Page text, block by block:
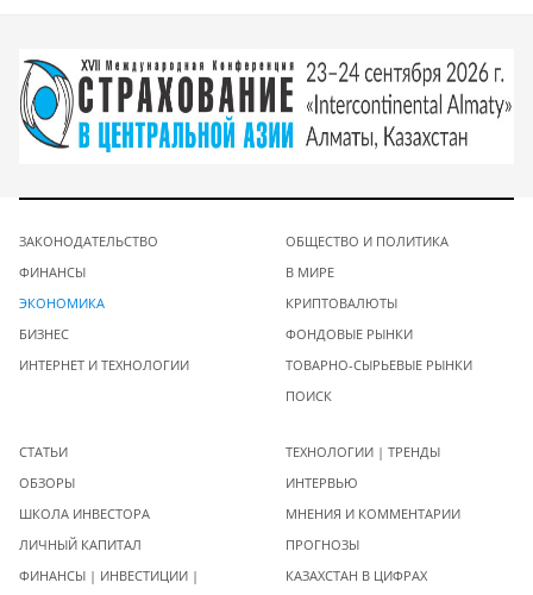
ЗАКОНОДАТЕЛЬСТВО
ФИНАНСЫ
ЭКОНОМИКА
БИЗНЕС
ИНТЕРНЕТ И ТЕХНОЛОГИИ
ОБЩЕСТВО И ПОЛИТИКА
В МИРЕ
КРИПТОВАЛЮТЫ
ФОНДОВЫЕ РЫНКИ
ТОВАРНО-СЫРЬЕВЫЕ РЫНКИ
ПОИСК
СТАТЬИ
ОБЗОРЫ
ШКОЛА ИНВЕСТОРА
ЛИЧНЫЙ КАПИТАЛ
ФИНАНСЫ | ИНВЕСТИЦИИ |
ТЕХНОЛОГИИ | ТРЕНДЫ
ИНТЕРВЬЮ
МНЕНИЯ И КОММЕНТАРИИ
ПРОГНОЗЫ
КАЗАХСТАН В ЦИФРАХ